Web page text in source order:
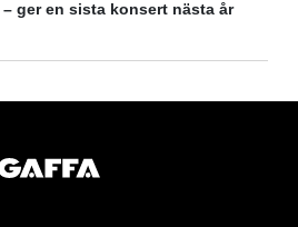
ger en sista konsert nästa år